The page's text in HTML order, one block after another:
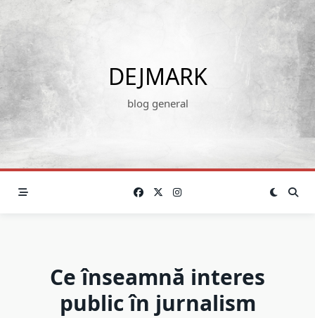
content
DEJMARK
blog general
Ce înseamnă interes
public în jurnalism